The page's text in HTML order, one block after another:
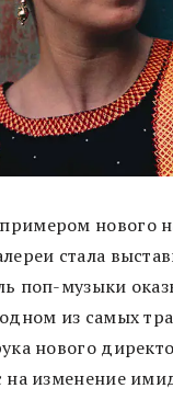
нового
стала
поп-музыки
из самых
нового
на изменение